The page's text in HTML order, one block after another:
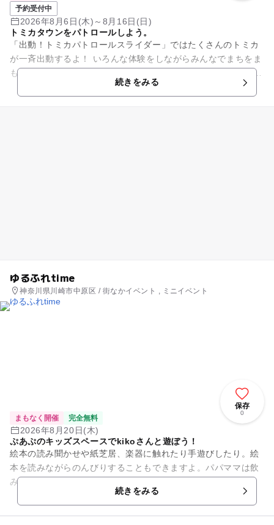
予約受付中
2026年8月6日(木)～8月16日(日)
トミカタウンをパトロールしよう。
「出動！トミカパトロールスライダー」ではたくさんのトミカ
が一斉出動するよ！ いろんな体験をしながらみんなでまちをま
もろう！ トミカ巨大ジオラマやトミカバリエーションで自分の
続きをみる
ゆるふれtime
神奈川県川崎市中原区 / 街なかイベント , ミニイベント
保存
0
まもなく開催 完全無料
2026年8月20日(木)
ぷあぷのキッズスペースでkikoさんと遊ぼう！
絵本の読み聞かせや紙芝居、楽器に触れたり手遊びしたり。絵
本を読みながらのんびりすることもできますよ。パパママは飲
み物やスイーツ、軽食を楽しみながらのんびり過ごせます。
続きをみる